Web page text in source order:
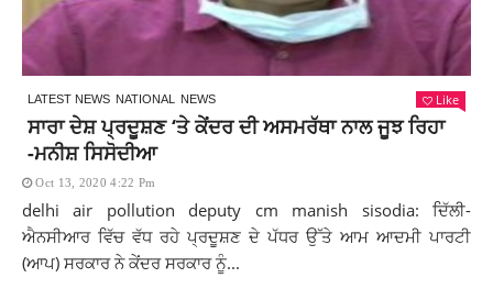
LATEST NEWS NATIONAL NEWS Like
ਸਾਰਾ ਦੇਸ਼ ਪ੍ਰਦੂਸ਼ਣ ‘ਤੇ ਕੇਂਦਰ ਦੀ ਅਸਮਰੱਥਾ ਨਾਲ ਜੂਝ ਰਿਹਾ
-ਮਨੀਸ਼ ਸਿਸੋਦੀਆ
Oct 13, 2020 4:22 Pm
delhi air pollution deputy cm manish sisodia: ਦਿੱਲੀ-
ਐਨਸੀਆਰ ਵਿੱਚ ਵੱਧ ਰਹੇ ਪ੍ਰਦੂਸ਼ਣ ਦੇ ਪੱਧਰ ਉੱਤੇ ਆਮ ਆਦਮੀ ਪਾਰਟੀ
(ਆਪ) ਸਰਕਾਰ ਨੇ ਕੇਂਦਰ ਸਰਕਾਰ ਨੂੰ...